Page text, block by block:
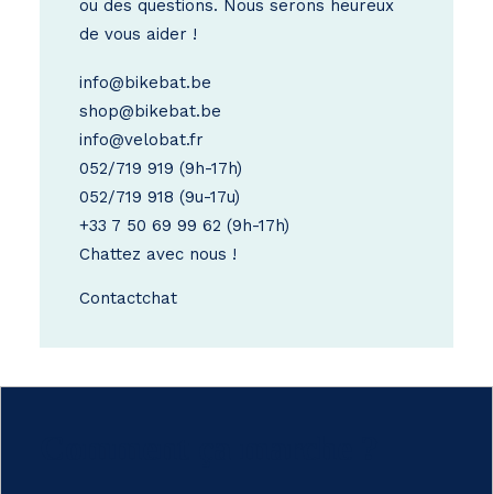
ou des questions. Nous serons heureux
de vous aider !
info@bikebat.be
shop@bikebat.be
info@velobat.fr
052/719 919 (9h-17h)
052/719 918 (9u-17u)
+33 7 50 69 99 62 (9h-17h)
Chattez avec nous !
Contactchat